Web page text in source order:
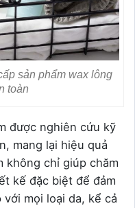
sản phẩm wax lông
toàn
được nghiên cứu kỹ
mang lại hiệu quả
không chỉ giúp chăm
kế đặc biệt để đảm
mọi loại da, kể cả